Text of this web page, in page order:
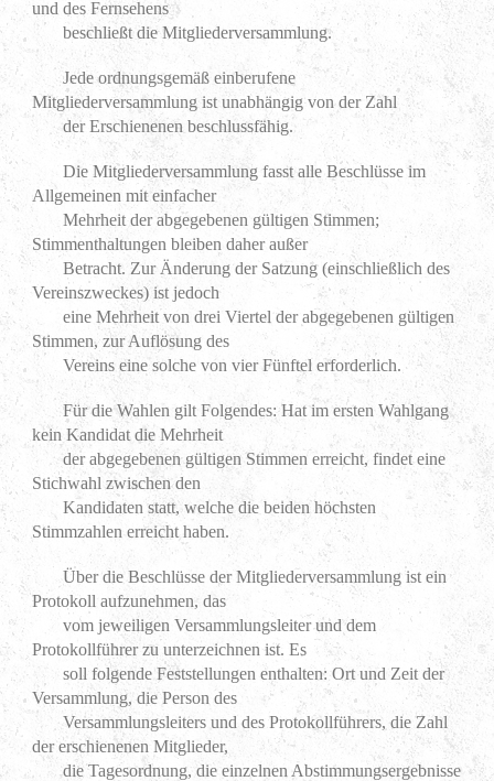
und des Fernsehens
beschließt die Mitgliederversammlung.
Jede ordnungsgemäß einberufene
Mitgliederversammlung ist unabhängig von der Zahl
der Erschienenen beschlussfähig.
Die Mitgliederversammlung fasst alle Beschlüsse im
Allgemeinen mit einfacher
Mehrheit der abgegebenen gültigen Stimmen;
Stimmenthaltungen bleiben daher außer
Betracht. Zur Änderung der Satzung (einschließlich des
Vereinszweckes) ist jedoch
eine Mehrheit von drei Viertel der abgegebenen gültigen
Stimmen, zur Auflösung des
Vereins eine solche von vier Fünftel erforderlich.
Für die Wahlen gilt Folgendes: Hat im ersten Wahlgang
kein Kandidat die Mehrheit
der abgegebenen gültigen Stimmen erreicht, findet eine
Stichwahl zwischen den
Kandidaten statt, welche die beiden höchsten
Stimmzahlen erreicht haben.
Über die Beschlüsse der Mitgliederversammlung ist ein
Protokoll aufzunehmen, das
vom jeweiligen Versammlungsleiter und dem
Protokollführer zu unterzeichnen ist. Es
soll folgende Feststellungen enthalten: Ort und Zeit der
Versammlung, die Person des
Versammlungsleiters und des Protokollführers, die Zahl
der erschienenen Mitglieder,
die Tagesordnung, die einzelnen Abstimmungsergebnisse